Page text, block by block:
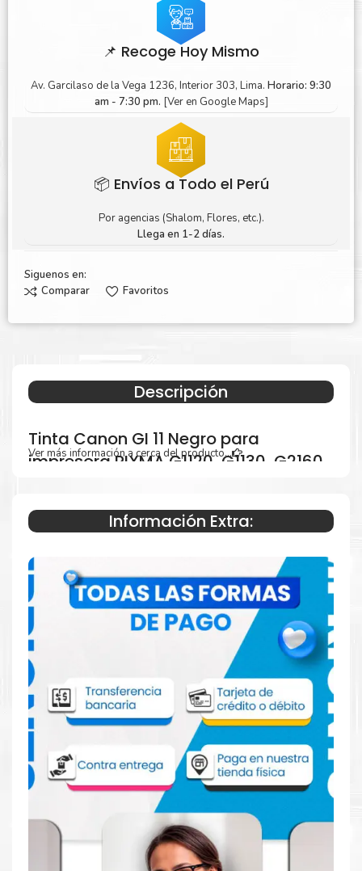
📌 Recoge Hoy Mismo
Av. Garcilaso de la Vega 1236, Interior 303, Lima. Horario: 9:30
am - 7:30 pm. [Ver en Google Maps]
📦 Envíos a Todo el Perú
Por agencias (Shalom, Flores, etc.).
Llega en 1-2 días.
Siguenos en:
Comparar
Favoritos
Descripción
Tinta Canon GI 11 Negro para
impresora PIXMA G1120, G1130, G2160,
G4180.
Especificaciones Técnicas
Para impresoras:
Tinta para impresora PIXMA G1120, G1130,
G2160, G2170, G3160, G3170, G3180, G4170 y
G4180.
Rendimiento:
Capacidad de 70ml a color y 170ml a negro.
Ver más información a cerca del producto...
Información Extra: